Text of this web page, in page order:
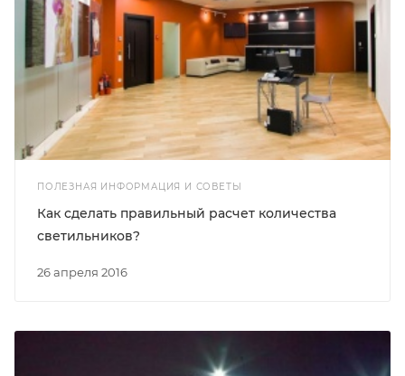
ПОЛЕЗНАЯ ИНФОРМАЦИЯ И СОВЕТЫ
26 апреля 2016
Как сделать правильный расчет количества
светильников?